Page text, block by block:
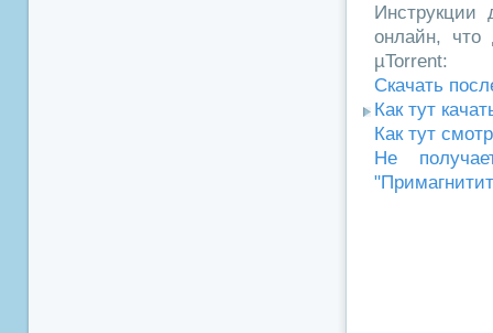
Инструкции
онлайн, что
µTorrent:
Скачать
Как тут
Как тут
Не